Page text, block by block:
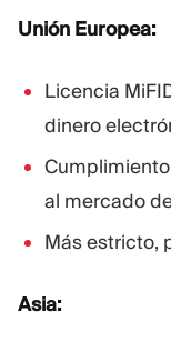
Unión Europea:
Licencia
dinero
al mercado
Más estricto,
Asia: